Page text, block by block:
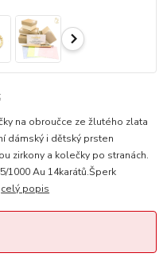
na obroučce ze žlutého zlata
dámský i dětský prsten
zirkony a kolečky po stranách.
1000 Au 14karátů.Šperk
celý popis